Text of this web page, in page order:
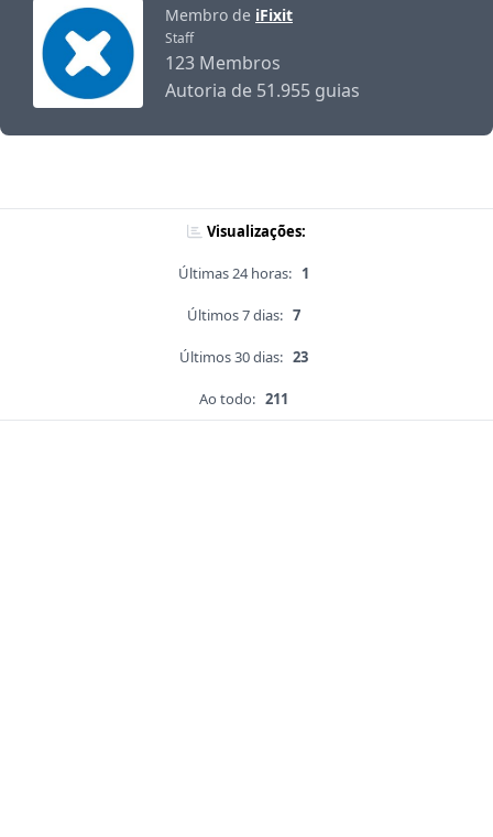
Membro de iFixit
Staff
123 Membros
Autoria de 51.955 guias
Visualizações:
Últimas 24 horas: 1
Últimos 7 dias: 7
Últimos 30 dias: 23
Ao todo: 211